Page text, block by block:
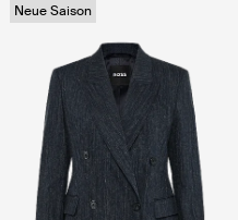
Neue Saison